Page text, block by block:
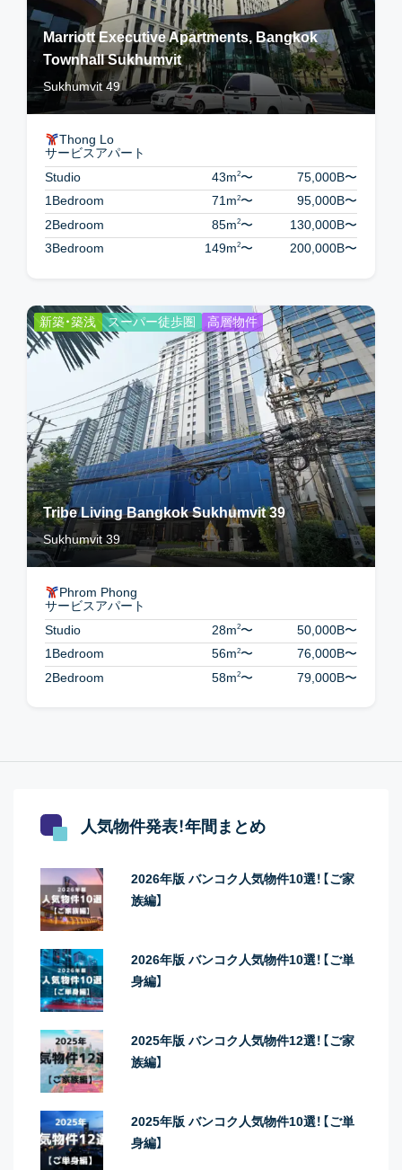
Marriott Executive Apartments, Bangkok
Townhall Sukhumvit
Sukhumvit 49
Thong Lo
サービスアパート
Studio
43m2〜 75,000B〜
1Bedroom
71m2〜 95,000B〜
2Bedroom
85m2〜 130,000B〜
3Bedroom
149m2〜 200,000B〜
新築・築浅 スーパー徒歩圏 高層物件
Tribe Living Bangkok Sukhumvit 39
Sukhumvit 39
Phrom Phong
サービスアパート
Studio
28m2〜 50,000B〜
1Bedroom
56m2〜 76,000B〜
2Bedroom
58m2〜 79,000B〜
人気物件発表！年間まとめ
2026年版 バンコク人気物件10選！【ご家
族編】
2026年版 バンコク人気物件10選！【ご単
身編】
2025年版 バンコク人気物件12選！【ご家
族編】
2025年版 バンコク人気物件10選！【ご単
身編】